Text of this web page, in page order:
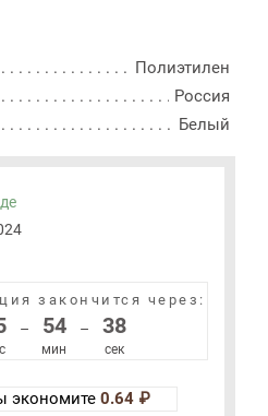
Полиэтилен
Россия
Белый
закончится через:
– 54
мин
– 38
сек
экономите 0.64 ₽